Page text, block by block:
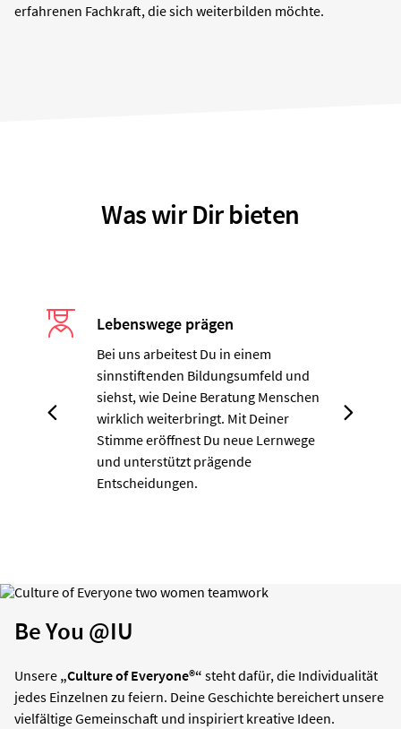
erfahrenen Fachkraft, die sich weiterbilden möchte.
Was wir Dir bieten
Lebenswege prägen
Bei uns arbeitest Du in einem
sinnstiftenden Bildungsumfeld und
siehst, wie Deine Beratung Menschen
wirklich weiterbringt. Mit Deiner
Stimme eröffnest Du neue Lernwege
und unterstützt prägende
Entscheidungen.
Be You @IU
Unsere „Culture of Everyone®“ steht dafür, die Individualität
jedes Einzelnen zu feiern. Deine Geschichte bereichert unsere
vielfältige Gemeinschaft und inspiriert kreative Ideen.